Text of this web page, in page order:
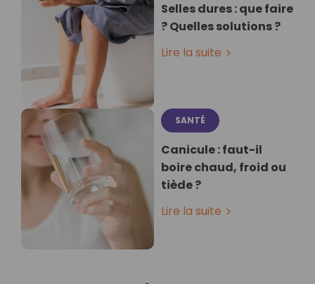
Selles dures : que faire
? Quelles solutions ?
Lire la suite
SANTÉ
Canicule : faut-il
boire chaud, froid ou
tiède ?
Lire la suite